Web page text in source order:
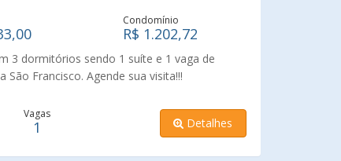
Condomínio
R$ 1.202,72
3 dormitórios sendo 1 suíte e 1 vaga de
Francisco. Agende sua visita!!!
Vagas
1 Detalhes